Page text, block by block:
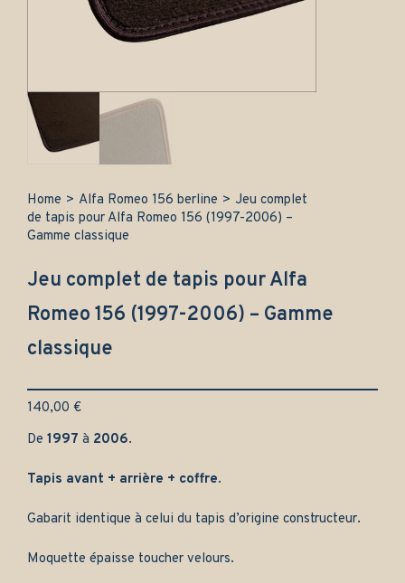
Home > Alfa Romeo 156 berline > Jeu complet
de tapis pour Alfa Romeo 156 (1997-2006) –
Gamme classique
Jeu complet de tapis pour Alfa
Romeo 156 (1997-2006) – Gamme
classique
140,00 €
De 1997 à 2006.
Tapis avant + arrière + coffre.
Gabarit identique à celui du tapis d’origine constructeur.
Moquette épaisse toucher velours.